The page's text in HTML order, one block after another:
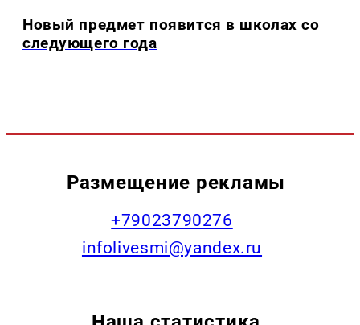
Новый предмет появится в школах со
следующего года
Размещение рекламы
+79023790276
infolivesmi@yandex.ru